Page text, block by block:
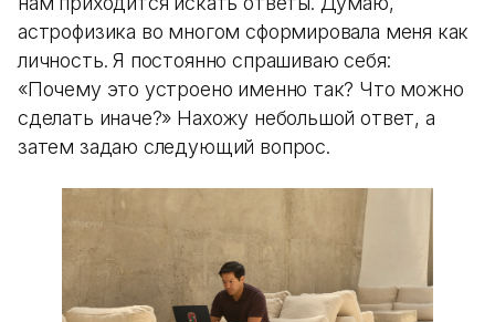
астрофизика во многом сформировала меня как
личность. Я постоянно спрашиваю себя:
«Почему это устроено именно так? Что можно
сделать иначе?» Нахожу небольшой ответ, а
затем задаю следующий вопрос.